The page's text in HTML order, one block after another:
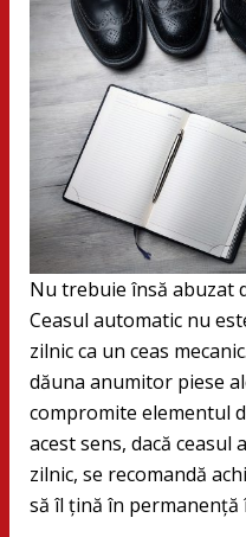
Nu trebuie însă abuzat
Ceasul automatic nu
zilnic ca un ceas
dăuna anumitor piese
compromite elementul
acest sens, dacă
zilnic, se recomandă
să îl țină în permanență